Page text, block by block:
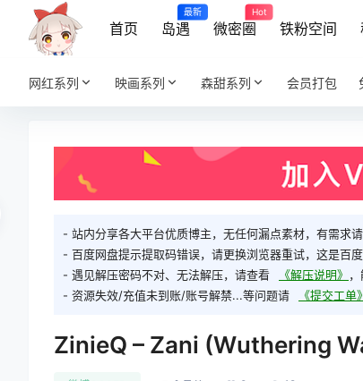
首页 岛遇
最新
微密圈
Hot
铁粉空间
网红系列 映画系列 森甜系列 会员打包
- 站内分享各大平台优质博主，无任何漏点素材，有需求请
- 百度网盘提示提取码错误，请更换浏览器重试，这是百度
- 遇见解压密码不对、无法解压，请查看
《解压说明》
- 资源失效/充值未到账/账号解禁...等问题请
《提交工单》
ZinieQ – Zani (Wuthering